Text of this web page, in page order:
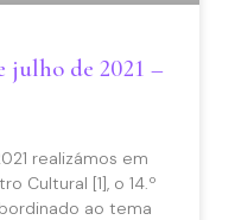
julho de 2021 –
realizámos em
Cultural [1], o 14.º
ao tema